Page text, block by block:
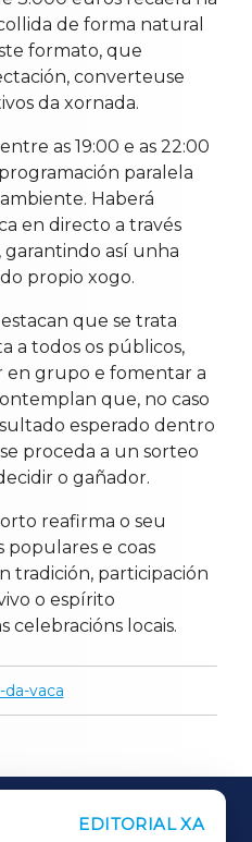
de forma natural
formato, que
converteuse
da xornada.
as 19:00 e as 22:00
paralela
Haberá
en directo a través
así unha
propio xogo.
que se trata
a todos os públicos,
en grupo e fomentar a
que, no caso
esperado dentro
proceda a un sorteo
o gañador.
reafirma o seu
populares e coas
tradición, participación
o espírito
celebracións locais.
da-vaca
EDITORIAL XA